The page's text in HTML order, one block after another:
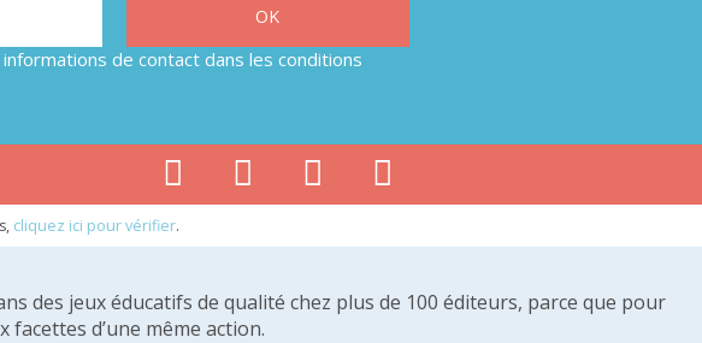
de contact dans les conditions
cliquez ici pour vérifier.
des jeux éducatifs de qualité chez plus de 100 éditeurs, parce que pour
facettes d’une même action.